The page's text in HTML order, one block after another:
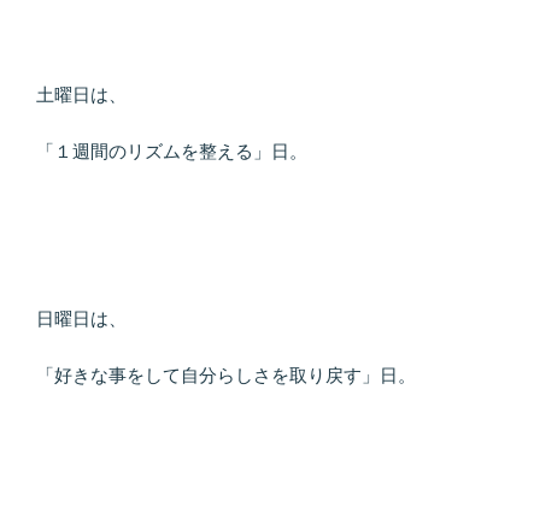
土曜日は、
「１週間のリズムを整える」日。
日曜日は、
「好きな事をして自分らしさを取り戻す」日。